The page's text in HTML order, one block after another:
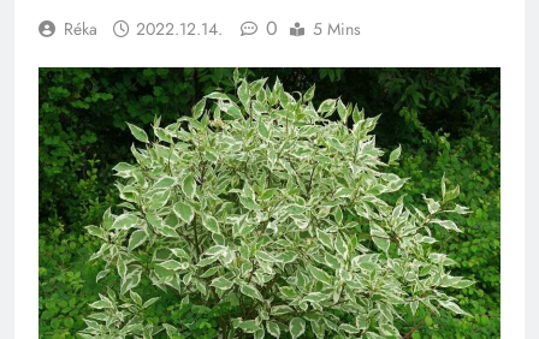
Réka 2022.12.14. 0 5 Mins